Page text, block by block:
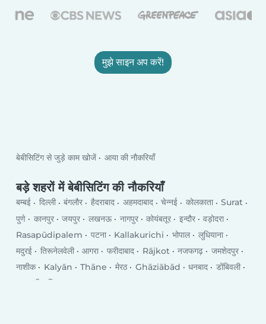
मुझे साइन अप करें!
बेबीसिटिंग से जुड़े काम खोजें आया की नौकरियाँ
बड़े शहरों में बेबीसिटिंग की नौकरियाँ
बम्बई दिल्ली बंगलौर हैदराबाद अहमदाबाद चेन्नई कोलकाता
Surat
पुणे
कानपुर जयपुर लखनऊ नागपुर कोयंबतूर इन्दौर
वड़ोदरा
Rasapūdipalem
पटना Kallakurichi भोपाल
लुधियाना
मदुरई
तिरूनेलवेली आगरा फरीदाबाद Rājkot नजफगढ़
जमशेदपुर
नाशीक
Kalyān Thāne मेरठ Ghāziābād धनबाद
डोंबिवली
वाराणसी
विजयवाडा